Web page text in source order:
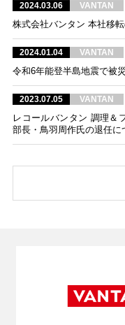
2024.03.06 VANTAN
株式会社バンタン 本社移
2024.01.04 VANTAN
令和6年能登半島地震で被
2023.07.05 VANTAN
レコールバンタン 調理＆
部長・鳥羽周作氏の退任に